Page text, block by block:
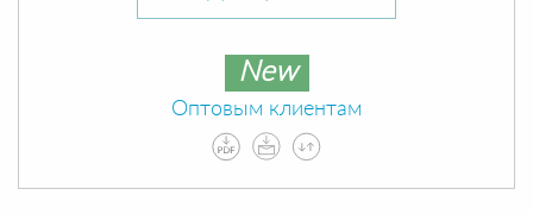
New
Оптовым клиентам